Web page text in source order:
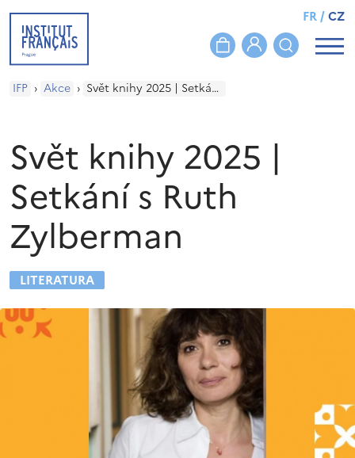
FR/CZ
IFP › Akce › Svět knihy 2025 | Setkání s Ruth Zylberman
Svět knihy 2025 |
Setkání s Ruth
Zylberman
LITERATURA